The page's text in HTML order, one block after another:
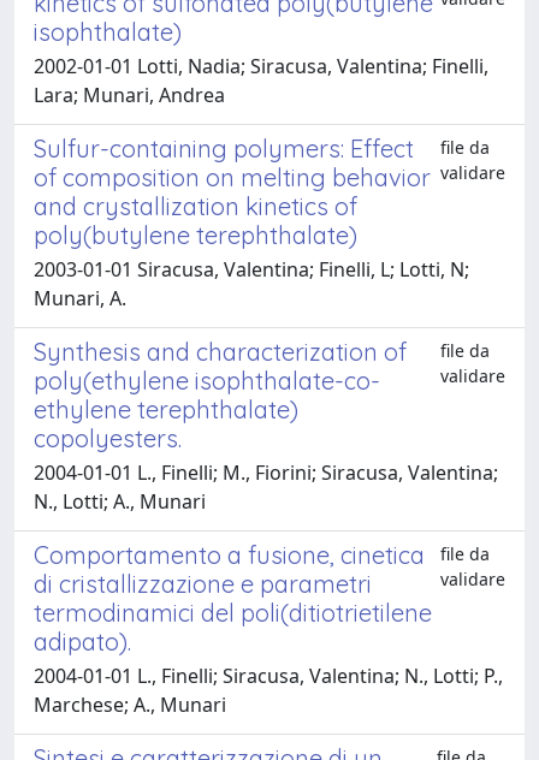
isophthalate)
2002-01-01 Lotti, Nadia; Siracusa, Valentina; Finelli,
Lara; Munari, Andrea
Sulfur-containing polymers: Effect
of composition on melting behavior
and crystallization kinetics of
poly(butylene terephthalate)
file da
validare
2003-01-01 Siracusa, Valentina; Finelli, L; Lotti, N;
Munari, A.
Synthesis and characterization of
poly(ethylene isophthalate-co-
ethylene terephthalate)
copolyesters.
file da
validare
2004-01-01 L., Finelli; M., Fiorini; Siracusa, Valentina;
N., Lotti; A., Munari
Comportamento a fusione, cinetica
di cristallizzazione e parametri
termodinamici del poli(ditiotrietilene
adipato).
file da
validare
2004-01-01 L., Finelli; Siracusa, Valentina; N., Lotti; P.,
Marchese; A., Munari